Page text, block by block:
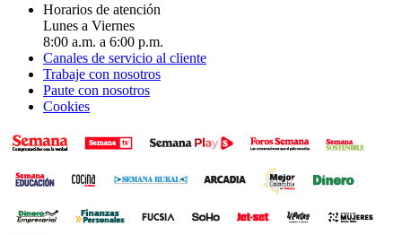
Horarios de atención
Lunes a Viernes
8:00 a.m. a 6:00 p.m.
Canales de servicio al cliente
Trabaje con nosotros
Paute con nosotros
Cookies